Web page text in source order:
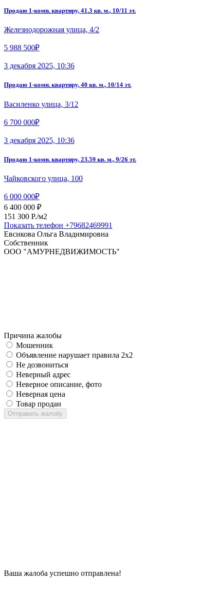
Продаю 1-комн. квартиру, 41.3 кв. м., 10/11 эт.
Железнодорожная улица, 4/2
5 988 500₽
3 декабря 2025, 10:36
Продаю 1-комн. квартиру, 40 кв. м., 10/14 эт.
Василенко улица, 3/12
6 700 000₽
3 декабря 2025, 10:36
Продаю 1-комн. квартиру, 23.59 кв. м., 9/26 эт.
Чайковского улица, 100
6 000 000₽
6 400 000 ₽
151 300 P./м2
Показать телефон +79682469991
Евсикова Ольга Владимировна
Собственник
ООО "АМУРНЕДВИЖИМОСТЬ"
Причина жалобы
Мошенник
Объявление нарушает правила 2x2
Не дозвониться
Неверный адрес
Неверное описание, фото
Неверная цена
Товар продан
Отправить жалобу
Ваша жалоба успешно отправлена!